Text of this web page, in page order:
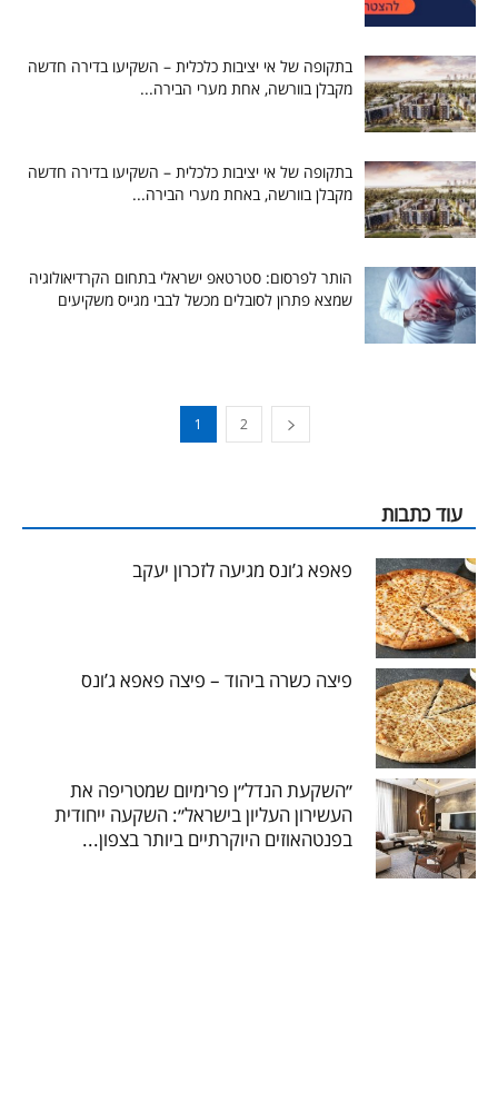
בתקופה של אי יציבות כלכלית – השקיעו בדירה חדשה
מקבלן בוורשה, אחת מערי הבירה...
בתקופה של אי יציבות כלכלית – השקיעו בדירה חדשה
מקבלן בוורשה, באחת מערי הבירה...
הותר לפרסום: סטרטאפ ישראלי בתחום הקרדיאולוגיה
שמצא פתרון לסובלים מכשל לבבי מגייס משקיעים
1 2
עוד כתבות
פאפא ג’ונס מגיעה לזכרון יעקב
פיצה כשרה ביהוד – פיצה פאפא ג’ונס
״השקעת הנדל״ן פרימיום שמטריפה את
העשירון העליון בישראל״: השקעה ייחודית
בפנטהאוזים היוקרתיים ביותר בצפון...